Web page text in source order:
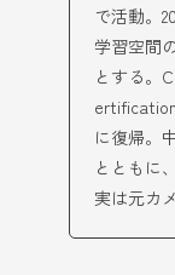
で活動。
学習空間
とする。
に復帰。
とともに
実は元カ